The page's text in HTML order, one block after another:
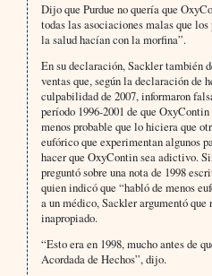
Dijo que Purdue no quería que
todas las asociaciones malas que
la salud hacían con la morfina”.
En su declaración, Sackler también
ventas que, según la declaración de
culpabilidad de 2007, informaron
período 1996-2001 de que
menos probable que lo hiciera que
eufórico que experimentan algunos
hacer que OxyContin sea adictivo.
preguntó sobre una nota de 1998
quien indicó que “habló de menos
a un médico, Sackler argumentó que
inapropiado.
“Esto era en 1998, mucho antes de
Acordada de Hechos”, dijo.